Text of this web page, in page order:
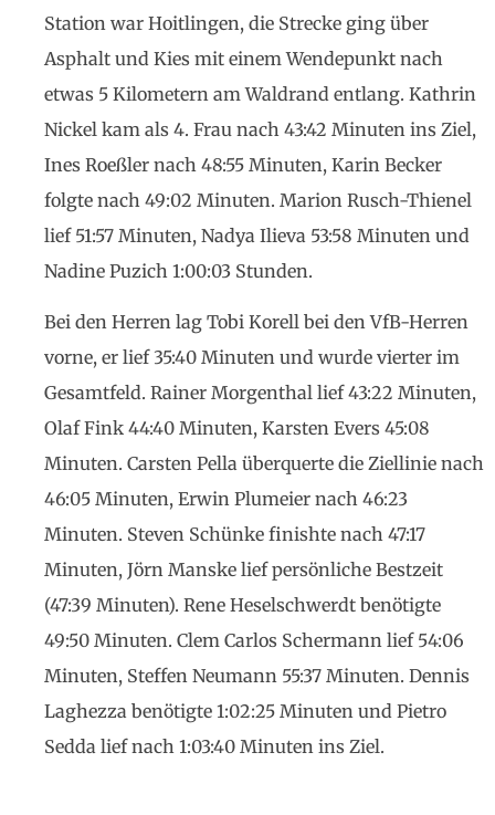
Station war Hoitlingen, die Strecke ging über
Asphalt und Kies mit einem Wendepunkt nach
etwas 5 Kilometern am Waldrand entlang. Kathrin
Nickel kam als 4. Frau nach 43:42 Minuten ins Ziel,
Ines Roeßler nach 48:55 Minuten, Karin Becker
folgte nach 49:02 Minuten. Marion Rusch-Thienel
lief 51:57 Minuten, Nadya Ilieva 53:58 Minuten und
Nadine Puzich 1:00:03 Stunden.
Bei den Herren lag Tobi Korell bei den VfB-Herren
vorne, er lief 35:40 Minuten und wurde vierter im
Gesamtfeld. Rainer Morgenthal lief 43:22 Minuten,
Olaf Fink 44:40 Minuten, Karsten Evers 45:08
Minuten. Carsten Pella überquerte die Ziellinie nach
46:05 Minuten, Erwin Plumeier nach 46:23
Minuten. Steven Schünke finishte nach 47:17
Minuten, Jörn Manske lief persönliche Bestzeit
(47:39 Minuten). Rene Heselschwerdt benötigte
49:50 Minuten. Clem Carlos Schermann lief 54:06
Minuten, Steffen Neumann 55:37 Minuten. Dennis
Laghezza benötigte 1:02:25 Minuten und Pietro
Sedda lief nach 1:03:40 Minuten ins Ziel.